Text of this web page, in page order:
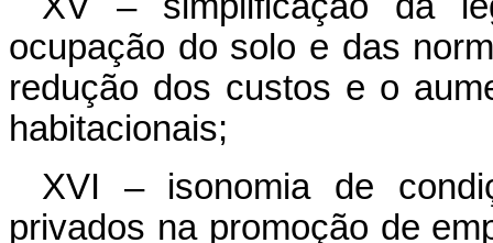
ocupação do solo e das
redução dos custos e o
habitacionais;
XVI – isonomia de
privados na promoção de